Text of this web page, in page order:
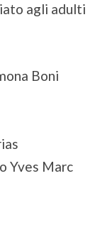
agli adulti
Boni
Yves Marc